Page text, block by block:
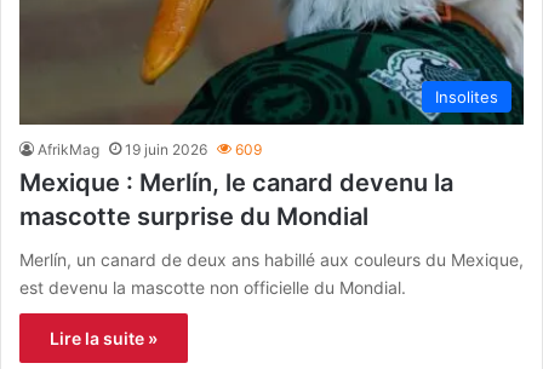
Insolites
AfrikMag 19 juin 2026 609
Mexique : Merlín, le canard devenu la
mascotte surprise du Mondial
Merlín, un canard de deux ans habillé aux couleurs du Mexique,
est devenu la mascotte non officielle du Mondial.
Lire la suite »